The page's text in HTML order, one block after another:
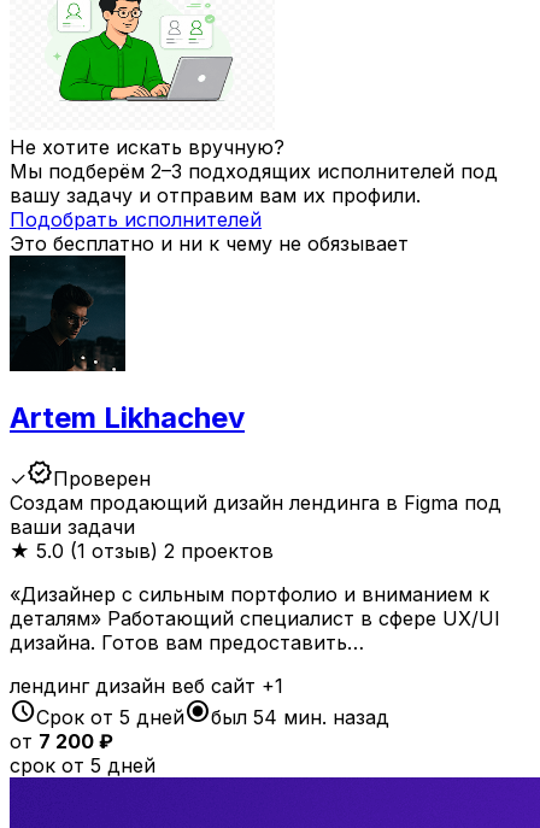
Не хотите искать вручную?
Мы подберём 2–3 подходящих исполнителей под
вашу задачу и отправим вам их профили.
Подобрать исполнителей
Это бесплатно и ни к чему не обязывает
Artem Likhachev
✓verifiedПроверен
Создам продающий дизайн лендинга в Figma под
ваши задачи
★ 5.0 (1 отзыв) 2 проектов
«Дизайнер с сильным портфолио и вниманием к
деталям» Работающий специалист в сфере UX/UI
дизайна. Готов вам предоставить…
лендинг дизайн веб сайт +1
scheduleСрок от 5 днейradio_button_checkedбыл 54 мин. назад
от 7 200 ₽
срок от 5 дней